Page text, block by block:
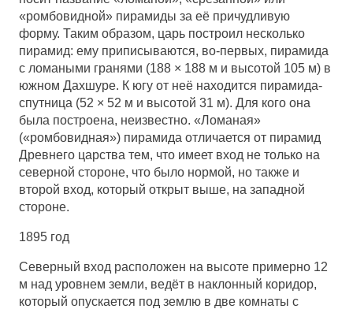
«ромбовидной» пирамиды за её причудливую
форму. Таким образом, царь построил несколько
пирамид: ему приписываются, во-первых, пирамида
с ломаными гранями (188 × 188 м и высотой 105 м) в
южном Дахшуре. К югу от неё находится пирамида-
спутница (52 × 52 м и высотой 31 м). Для кого она
была построена, неизвестно. «Ломаная»
(«ромбовидная») пирамида отличается от пирамид
Древнего царства тем, что имеет вход не только на
северной стороне, что было нормой, но также и
второй вход, который открыт выше, на западной
стороне.
1895 год
Северный вход расположен на высоте примерно 12
м над уровнем земли, ведёт в наклонный коридор,
который опускается под землю в две комнаты с